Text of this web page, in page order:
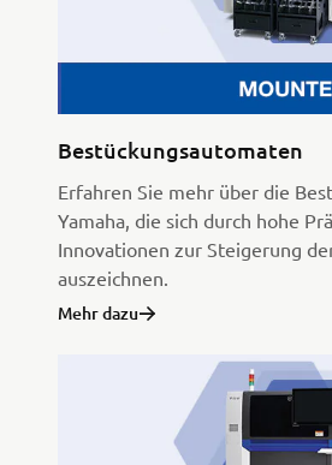
Bestückungsautomaten
Erfahren Sie mehr über die
Yamaha, die sich durch hohe
Innovationen zur Steigerung
auszeichnen.
Mehr dazu